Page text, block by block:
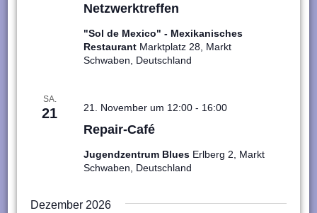
Netzwerktreffen
"Sol de Mexico" - Mexikanisches
Restaurant Marktplatz 28, Markt
Schwaben, Deutschland
SA.
21
Repair-Café
21. November um 12:00 - 16:00
Jugendzentrum Blues Erlberg 2, Markt
Schwaben, Deutschland
Dezember 2026